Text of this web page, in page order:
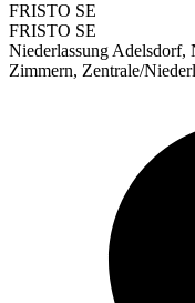
FRISTO SE
FRISTO SE
Niederlassung Adelsdorf,
Zimmern, Zentrale/